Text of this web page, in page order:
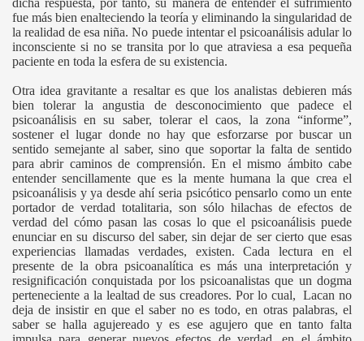
dicha respuesta, por tanto, su manera de entender el sufrimiento
fue más bien enalteciendo la teoría y eliminando la singularidad de
la realidad de esa niña. No puede intentar el psicoanálisis adular lo
inconsciente si no se transita por lo que atraviesa a esa pequeña
paciente en toda la esfera de su existencia.
Otra idea gravitante a resaltar es que los analistas debieren más
bien tolerar la angustia de desconocimiento que padece el
psicoanálisis en su saber, tolerar el caos, la zona “informe”,
sostener el lugar donde no hay que esforzarse por buscar un
sentido semejante al saber, sino que soportar la falta de sentido
para abrir caminos de comprensión. En el mismo ámbito cabe
entender sencillamente que es la mente humana la que crea el
psicoanálisis y ya desde ahí seria psicótico pensarlo como un ente
portador de verdad totalitaria, son sólo hilachas de efectos de
verdad del cómo pasan las cosas lo que el psicoanálisis puede
enunciar en su discurso del saber, sin dejar de ser cierto que esas
experiencias llamadas verdades, existen. Cada lectura en el
presente de la obra psicoanalítica es más una interpretación y
resignificación conquistada por los psicoanalistas que un dogma
perteneciente a la lealtad de sus creadores. Por lo cual, Lacan no
deja de insistir en que el saber no es todo, en otras palabras, el
saber se halla agujereado y es ese agujero que en tanto falta